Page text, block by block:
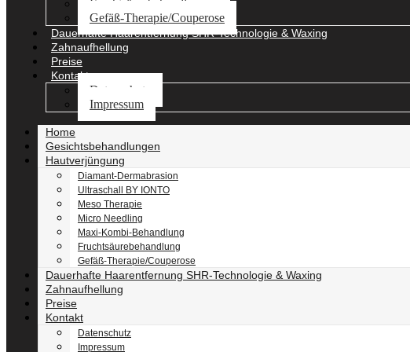
Fruchtsäurebehandlung
Gefäß-Therapie/Couperose
Dauerhafte Haarentfernung SHR-Technologie & Waxing
Zahnaufhellung
Preise
Kontakt
Datenschutz
Impressum
Home
Gesichtsbehandlungen
Hautverjüngung
Diamant-Dermabrasion
Ultraschall BY IONTO
Meso Therapie
Micro Needling
Maxi-Kombi-Behandlung
Fruchtsäurebehandlung
Gefäß-Therapie/Couperose
Dauerhafte Haarentfernung SHR-Technologie & Waxing
Zahnaufhellung
Preise
Kontakt
Datenschutz
Impressum